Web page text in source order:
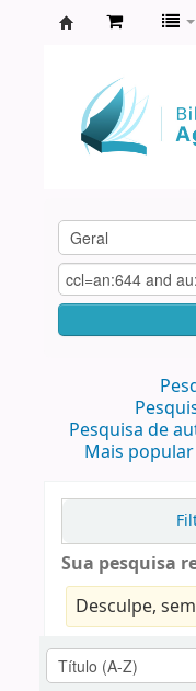
Agamenon
Magalhães
Pesquisa de
Mais popular
Sua pesquisa
Desculpe,